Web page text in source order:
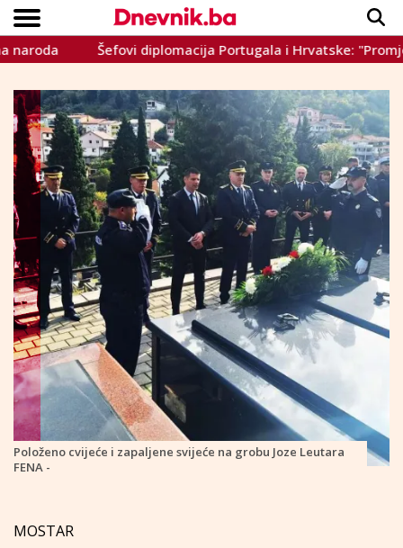
VIJESTI
SPORT
INTERVIEW
TEME
CRNA KRONIKA
LIFESTYLE
Copyright © Dnevnik.ba 2023.
Šefovi diplomacija Portugala i Hrvatske: "Promjena
Položeno cvijeće i zapaljene svijeće na grobu Joze Leutara
FENA -
MOSTAR